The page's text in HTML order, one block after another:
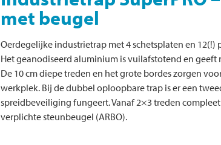
met beugel
Oerdegelijke industrietrap met 4 schetsplaten en 12(!)
Het geanodiseerd aluminium is vuilafstotend en geeft
De 10 cm diepe treden en het grote bordes zorgen
werkplek. Bij de dubbel oploopbare trap is er een
spreidbeveiliging fungeert. Vanaf 2×3 treden
verplichte steunbeugel (ARBO).